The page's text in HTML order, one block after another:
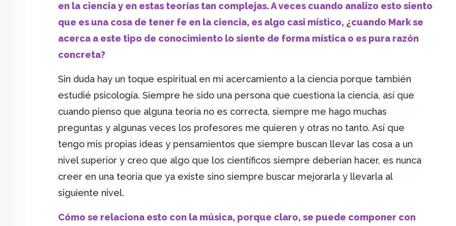
en la ciencia y en estas teorías tan complejas. A veces cuando analizo esto siento
que es una cosa de tener fe en la ciencia, es algo casi místico, ¿cuando Mark se
acerca a este tipo de conocimiento lo siente de forma mística o es pura razón
concreta?
Sin duda hay un toque espiritual en mi acercamiento a la ciencia porque también
estudié psicología. Siempre he sido una persona que cuestiona la ciencia, así que
cuando pienso que alguna teoría no es correcta, siempre me hago muchas
preguntas y algunas veces los profesores me quieren y otras no tanto. Así que
tengo mis propias ideas y pensamientos que siempre buscan llevar las cosa a un
nivel superior y creo que algo que los científicos siempre deberían hacer, es nunca
creer en una teoría que ya existe sino siempre buscar mejorarla y llevarla al
siguiente nivel.
Cómo se relaciona esto con la música, porque claro, se puede componer con